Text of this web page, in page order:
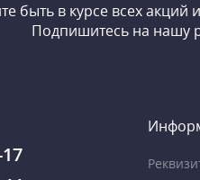
быть в курсе всех акций
Подпишитесь на нашу